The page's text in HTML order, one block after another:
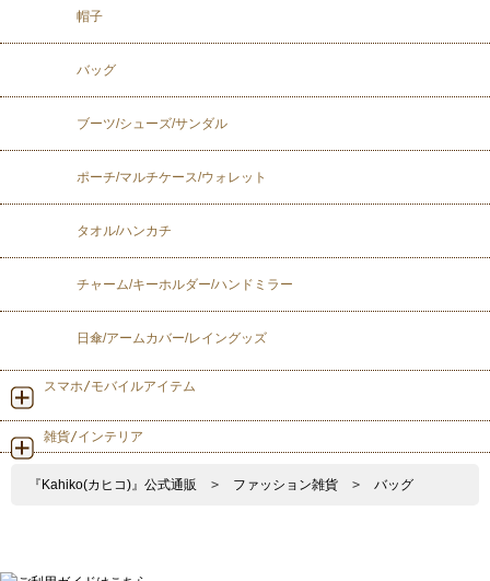
帽子
バッグ
ブーツ/シューズ/サンダル
ポーチ/マルチケース/ウォレット
タオル/ハンカチ
チャーム/キーホルダー/ハンドミラー
日傘/アームカバー/レイングッズ
スマホ/モバイルアイテム
雑貨/インテリア
『Kahiko(カヒコ)』公式通販 > ファッション雑貨 > バッグ